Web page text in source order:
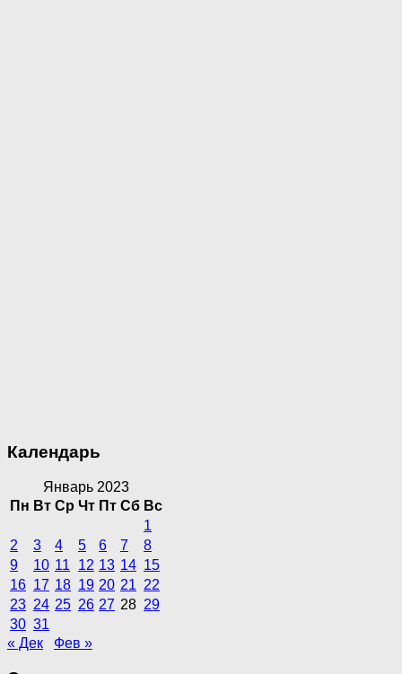
Календарь
Январь 2023
Пн Вт Ср Чт Пт Сб Вс
1
2
3 4 5 6 7
8
9
10 11 12 13 14 15
16 17 18 19 20 21 22
23 24 25 26 27 28 29
30 31
« Дек
Фев »